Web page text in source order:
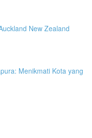
New Zealand
Menikmati Kota yang